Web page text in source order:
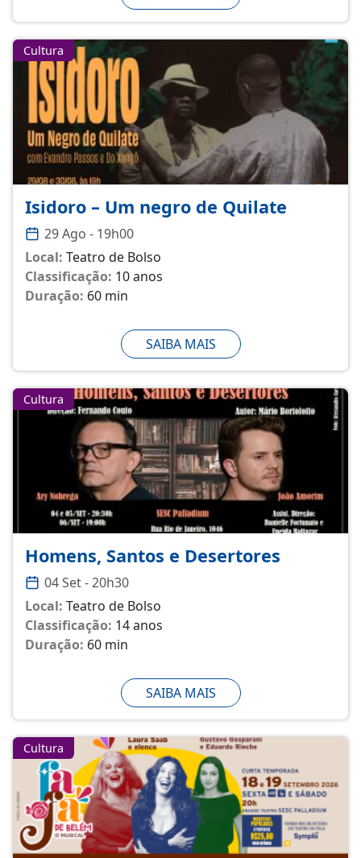
Cultura
Isidoro – Um negro de Quilate
29 Ago - 19h00
Local: Teatro de Bolso
Classificação: 10 anos
Duração: 60 min
SAIBA MAIS
Cultura
Homens, Santos e Desertores
04 Set - 20h30
Local: Teatro de Bolso
Classificação: 14 anos
Duração: 60 min
SAIBA MAIS
Cultura